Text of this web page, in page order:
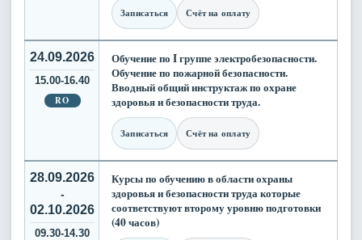
Записаться Счёт на оплату
24.09.2026
15.00-16.40
RO
Обучение по I группе электробезопасности.
Обучение по пожарной безопасности.
Вводный общий инструктаж по охране
здоровья и безопасности труда.
Записаться Счёт на оплату
28.09.2026
-
02.10.2026
09.30-14.30
Курсы по обучению в области охраны
здоровья и безопасности труда которые
соответствуют второму уровню подготовки
(40 часов)